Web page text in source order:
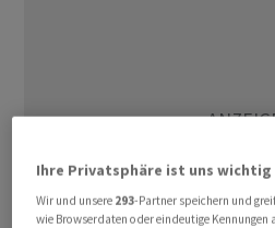
Ihre Privatsphäre ist uns wichtig
Wir und unsere 293-Partner speichern und
wie Browserdaten oder eindeutige Kennungen